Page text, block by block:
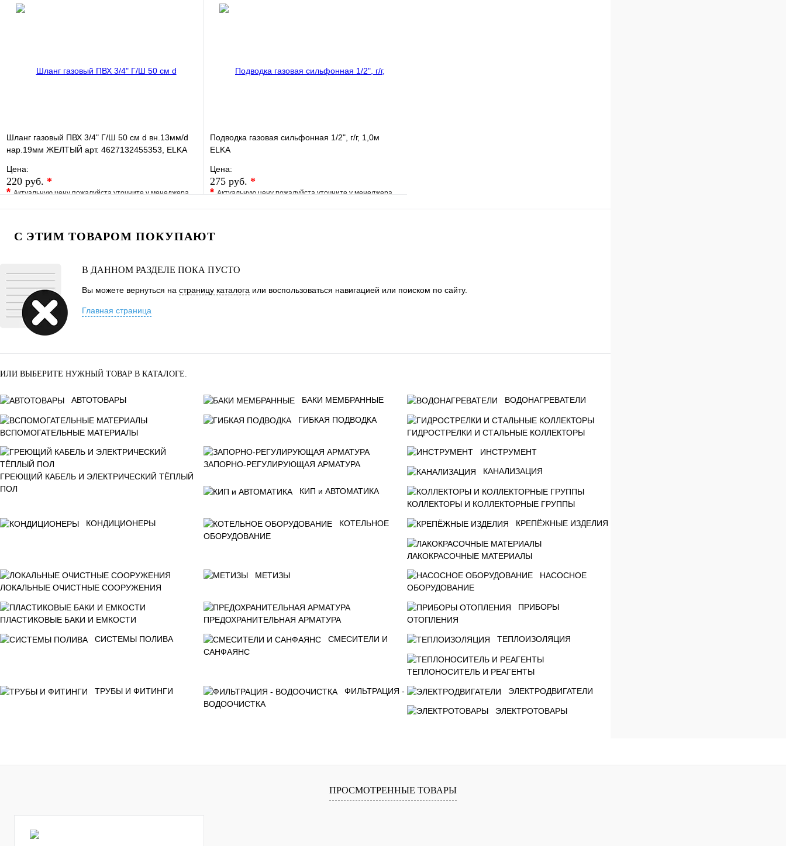
В избранное В избранное
Шланг газовый ПВХ 3/4" Г/Ш 50 см d вн.13мм/d
нар.19мм ЖЕЛТЫЙ арт. 4627132455353, ELKA
Цена:
220 руб. *
*Актуальную цену пожалуйста уточните у менеджера
В избранное Сравнение
Подводка газовая сильфонная 1/2", г/г, 1,0м
ELKA
Цена:
275 руб. *
*Актуальную цену пожалуйста уточните у менеджера
В избранное Сравнение
С ЭТИМ ТОВАРОМ ПОКУПАЮТ
В ДАННОМ РАЗДЕЛЕ ПОКА ПУСТО
Вы можете вернуться на страницу каталога или воспользоваться навигацией или поиском по сайту.
Главная страница
ИЛИ ВЫБЕРИТЕ НУЖНЫЙ ТОВАР В КАТАЛОГЕ.
АВТОТОВАРЫ БАКИ МЕМБРАННЫЕ ВОДОНАГРЕВАТЕЛИ
ВСПОМОГАТЕЛЬНЫЕ МАТЕРИАЛЫ
ГИБКАЯ ПОДВОДКА
ГИДРОСТРЕЛКИ И СТАЛЬНЫЕ КОЛЛЕКТОРЫ
ГРЕЮЩИЙ КАБЕЛЬ И ЭЛЕКТРИЧЕСКИЙ ТЁПЛЫЙ
ПОЛ
ЗАПОРНО-РЕГУЛИРУЮЩАЯ АРМАТУРА
ИНСТРУМЕНТ
КАНАЛИЗАЦИЯ
КИП и АВТОМАТИКА
КОЛЛЕКТОРЫ И КОЛЛЕКТОРНЫЕ ГРУППЫ
КОНДИЦИОНЕРЫ
КОТЕЛЬНОЕ
ОБОРУДОВАНИЕ
КРЕПЁЖНЫЕ ИЗДЕЛИЯ
ЛАКОКРАСОЧНЫЕ МАТЕРИАЛЫ
ЛОКАЛЬНЫЕ ОЧИСТНЫЕ СООРУЖЕНИЯ
МЕТИЗЫ
НАСОСНОЕ
ОБОРУДОВАНИЕ
ПЛАСТИКОВЫЕ БАКИ И ЕМКОСТИ ПРЕДОХРАНИТЕЛЬНАЯ АРМАТУРА
ПРИБОРЫ
ОТОПЛЕНИЯ
СИСТЕМЫ ПОЛИВА
СМЕСИТЕЛИ И
САНФАЯНС
ТЕПЛОИЗОЛЯЦИЯ
ТЕПЛОНОСИТЕЛЬ И РЕАГЕНТЫ
ТРУБЫ И ФИТИНГИ
ФИЛЬТРАЦИЯ -
ВОДООЧИСТКА
ЭЛЕКТРОДВИГАТЕЛИ
ЭЛЕКТРОТОВАРЫ
ПРОСМОТРЕННЫЕ ТОВАРЫ